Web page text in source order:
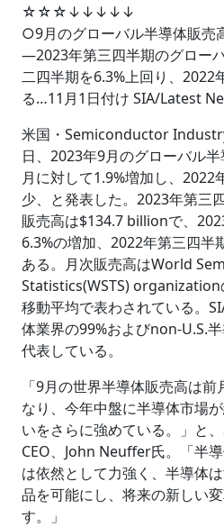
☆☆☆↓↓↓↓↓
○9月のグローバル半導体販売
―2023年第三四半期のグロー
二四半期を6.3%上回り、2022
る…11月1日付け SIA/Latest
米国・Semiconductor
日、2023年9月のグローバル
月に対して1.9%増加し、2022
少、と発表した。2023年第三
販売高は$134.7 billionで、
6.3%の増加、2022年第三四半
ある。月次販売高はWorld
Statistics(WSTS) organization
移動平均で表わされている。
体業界の99%およびnon-U.S.
代表している。
「9月の世界半導体販売高は
なり、今年中盤に半導体市場
いをさらに強めている。」と
CEO、John Neuffer氏。「半
は依然として力強く、半導体
品を可能にし、将来の新しい
す。」